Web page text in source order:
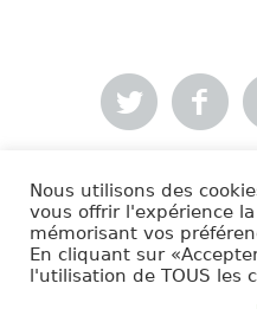
-
Cirest © 2020 |
Nous utilisons des
vous offrir l'expérience
mémorisant vos
En cliquant sur
l'utilisation de TOUS les